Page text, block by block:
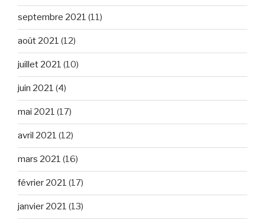
septembre 2021 (11)
août 2021 (12)
juillet 2021 (10)
juin 2021 (4)
mai 2021 (17)
avril 2021 (12)
mars 2021 (16)
février 2021 (17)
janvier 2021 (13)